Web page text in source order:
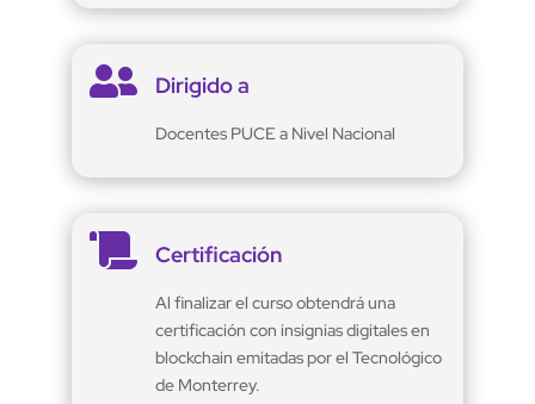
 Dirigido a
Docentes PUCE a Nivel Nacional
 Certificación
Al finalizar el curso obtendrá una
certificación con insignias digitales en
blockchain emitadas por el Tecnológico
de Monterrey.